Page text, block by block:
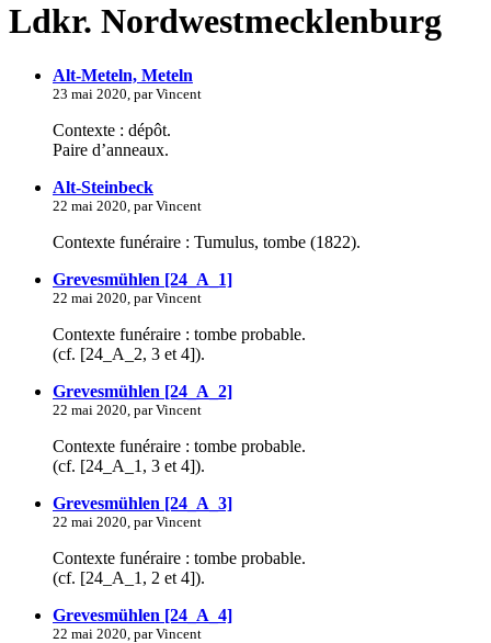
Ldkr. Nordwestmecklenburg
Alt-Meteln, Meteln
23 mai 2020, par Vincent
Contexte : dépôt.
Paire d’anneaux.
Alt-Steinbeck
22 mai 2020, par Vincent
Contexte funéraire : Tumulus, tombe (1822).
Grevesmühlen [24_A_1]
22 mai 2020, par Vincent
Contexte funéraire : tombe probable.
(cf. [24_A_2, 3 et 4]).
Grevesmühlen [24_A_2]
22 mai 2020, par Vincent
Contexte funéraire : tombe probable.
(cf. [24_A_1, 3 et 4]).
Grevesmühlen [24_A_3]
22 mai 2020, par Vincent
Contexte funéraire : tombe probable.
(cf. [24_A_1, 2 et 4]).
Grevesmühlen [24_A_4]
22 mai 2020, par Vincent